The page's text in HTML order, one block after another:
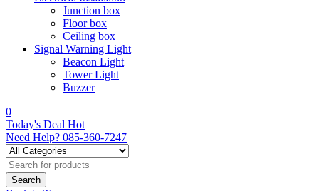
Junction box
Floor box
Ceiling box
Signal Warning Light
Beacon Light
Tower Light
Buzzer
0
Today's Deal Hot
Need Help? 085-360-7247